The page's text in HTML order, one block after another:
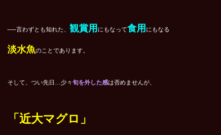
──言わずとも知れた、 観賞用 にもなって食用 にもなる
淡水魚のことであります。
そして、つい先日…少々旬を外した感は否めませんが、
「近大マグロ」